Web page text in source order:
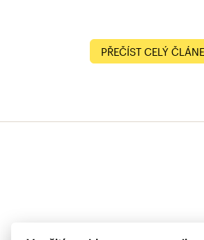
PŘEČÍST CELÝ